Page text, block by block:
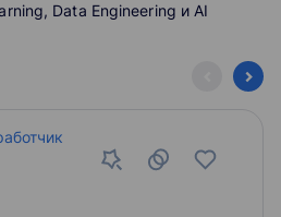
Data Engineering и AI